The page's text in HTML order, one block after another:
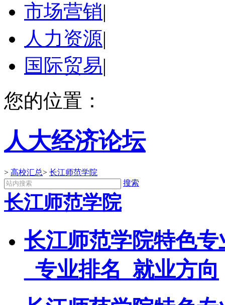
市场营销|
人力资源|
国际贸易|
您的位置：
人大经济论坛
> 高校汇总> 长江师范学院
搜索
长江师范学院
长江师范学院特色
_专业排名_就业方向